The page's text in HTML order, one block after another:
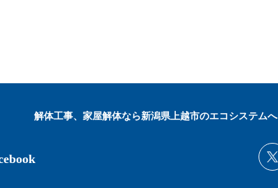
解体工事、家屋解体なら新潟県上越市のエコシステムへ